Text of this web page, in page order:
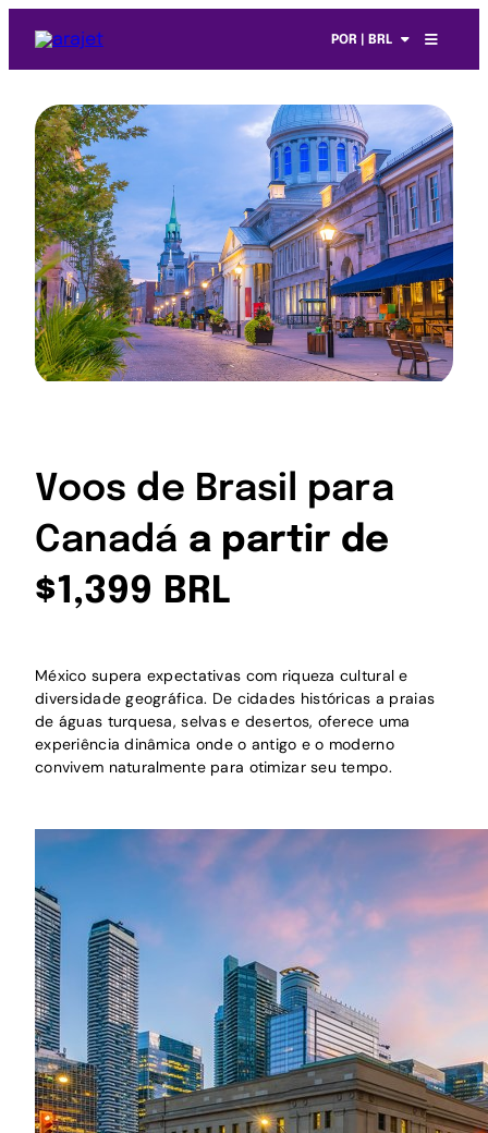
POR | BRL
Voos de Brasil para
Canadá a partir de
$1,399 BRL
México supera expectativas com riqueza cultural e
diversidade geográfica. De cidades históricas a praias
de águas turquesa, selvas e desertos, oferece uma
experiência dinâmica onde o antigo e o moderno
convivem naturalmente para otimizar seu tempo.